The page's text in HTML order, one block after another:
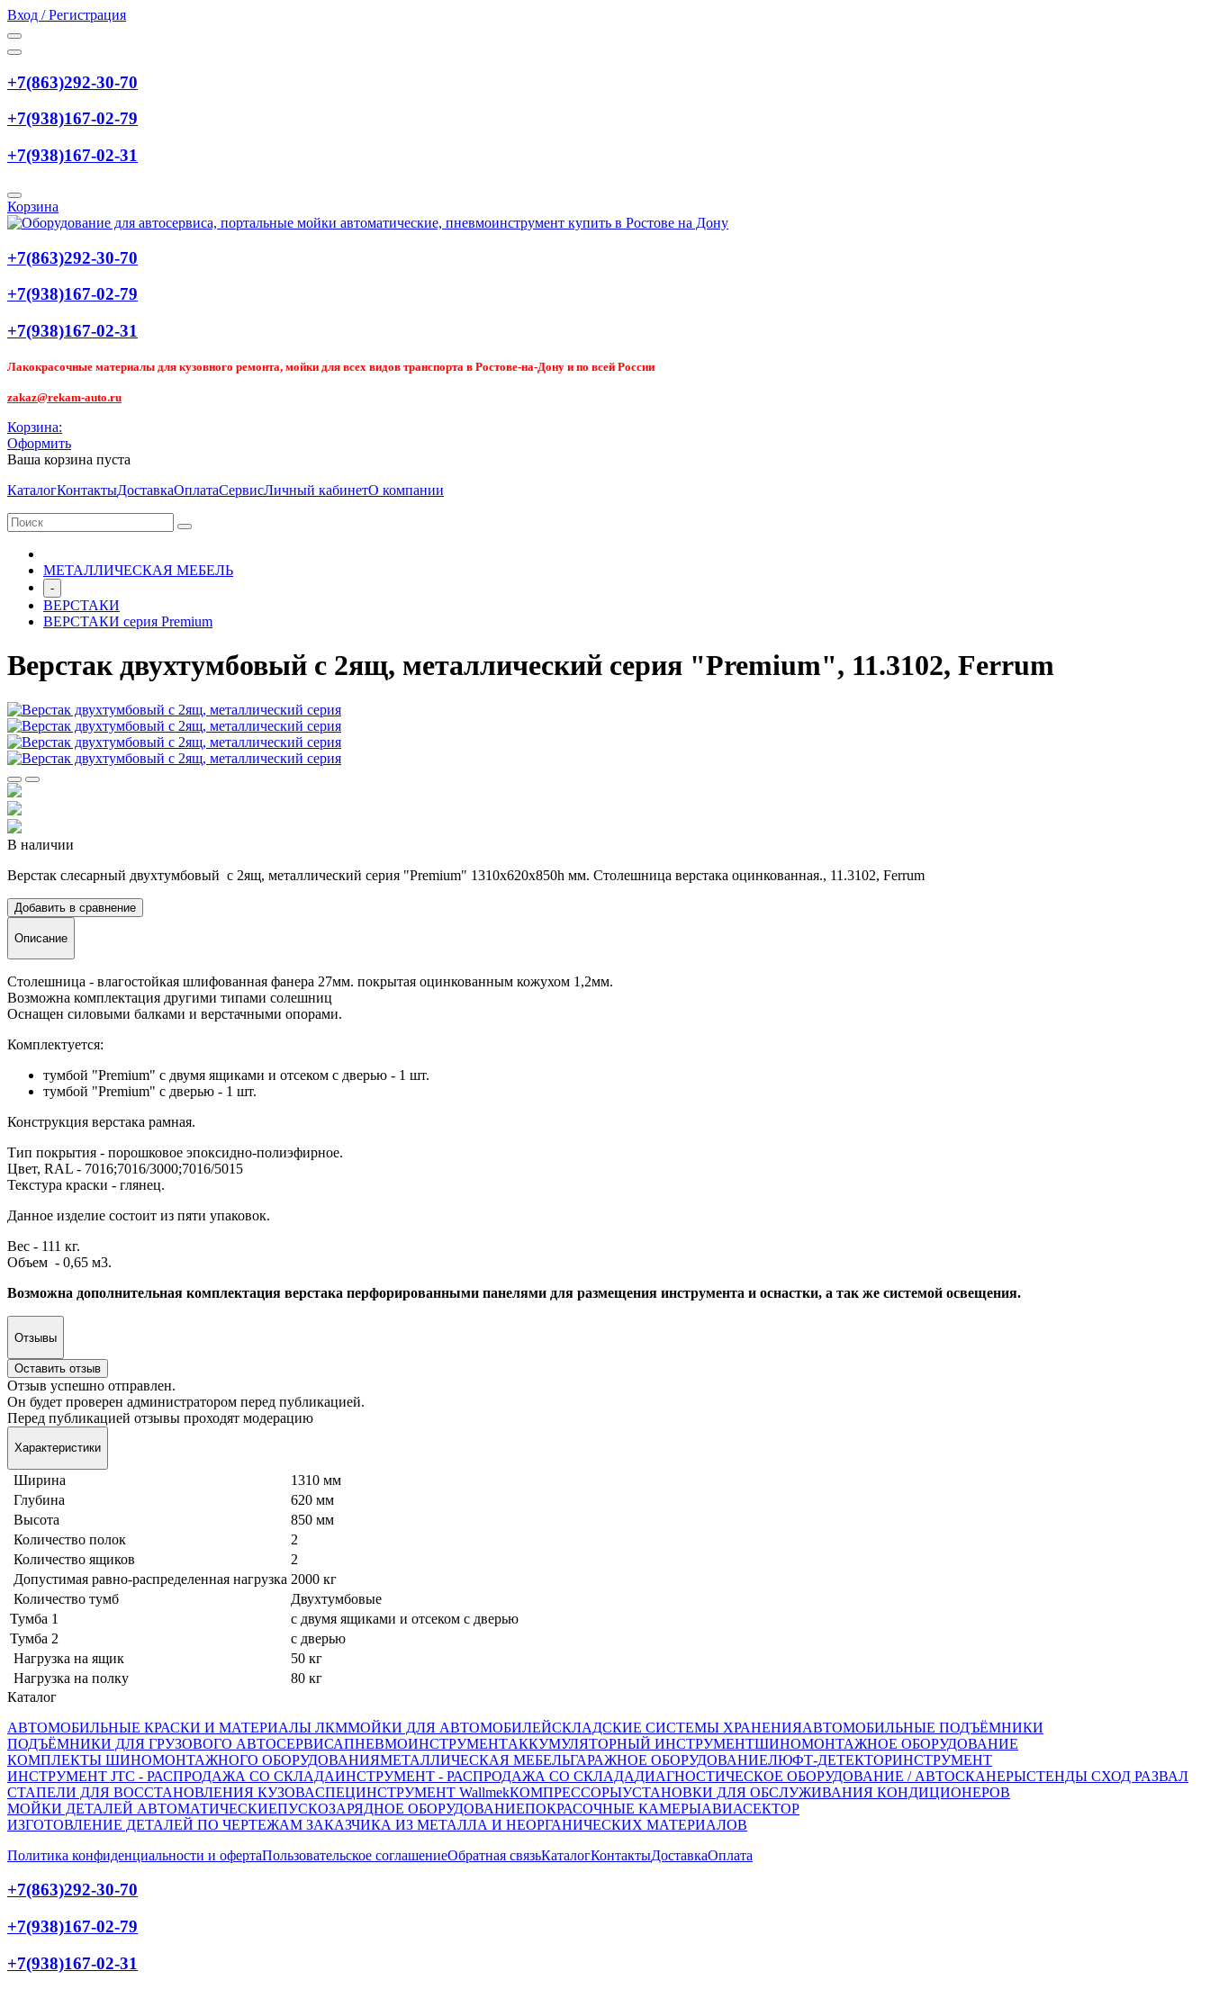
Вход / Регистрация
+7(863)292-30-70
+7(938)167-02-79
+7(938)167-02-31
Корзина
+7(863)292-30-70
+7(938)167-02-79
+7(938)167-02-31
Лакокрасочные материалы для кузовного ремонта, мойки для всех видов транспорта в Ростове-на-Дону и по всей России
zakaz@rekam-auto.ru
Корзина:
Оформить
Ваша корзина пуста
КаталогКонтактыДоставкаОплатаСервисЛичный кабинетО компании
МЕТАЛЛИЧЕСКАЯ МЕБЕЛЬ
-
ВЕРСТАКИ
ВЕРСТАКИ серия Premium
Верстак двухтумбовый с 2ящ, металлический серия "Premium", 11.3102, Ferrum
В наличии
Верстак слесарный двухтумбовый с 2ящ, металлический серия "Premium" 1310х620х850h мм. Столешница верстака оцинкованная., 11.3102, Ferrum
Добавить в сравнение
Описание
Столешница - влагостойкая шлифованная фанера 27мм. покрытая оцинкованным кожухом 1,2мм.
Возможна комплектация другими типами солешниц
Оснащен силовыми балками и верстачными опорами.
Комплектуется:
тумбой "Premium" с двумя ящиками и отсеком с дверью - 1 шт.
тумбой "Premium" с дверью - 1 шт.
Конструкция верстака рамная.
Тип покрытия - порошковое эпоксидно-полиэфирное.
Цвет, RAL - 7016;7016/3000;7016/5015
Текстура краски - глянец.
Данное изделие состоит из пяти упаковок.
Вес - 111 кг.
Объем - 0,65 м3.
Возможна дополнительная комплектация верстака перфорированными панелями для размещения инструмента и оснастки, а так же системой освещения.
Отзывы
Оставить отзыв
Отзыв успешно отправлен.
Он будет проверен администратором перед публикацией.
Перед публикацией отзывы проходят модерацию
Характеристики
Ширина
1310 мм
Глубина
620 мм
Высота
850 мм
Количество полок
2
Количество ящиков
2
Допустимая равно-распределенная нагрузка 2000 кг
Количество тумб
Двухтумбовые
Тумба 1
с двумя ящиками и отсеком с дверью
Тумба 2
с дверью
Нагрузка на ящик
50 кг
Нагрузка на полку
80 кг
Каталог
АВТОМОБИЛЬНЫЕ КРАСКИ И МАТЕРИАЛЫ ЛКММОЙКИ ДЛЯ АВТОМОБИЛЕЙСКЛАДСКИЕ СИСТЕМЫ ХРАНЕНИЯАВТОМОБИЛЬНЫЕ ПОДЪЁМНИКИ
ПОДЪЁМНИКИ ДЛЯ ГРУЗОВОГО АВТОСЕРВИСАПНЕВМОИНСТРУМЕНТАККУМУЛЯТОРНЫЙ ИНСТРУМЕНТШИНОМОНТАЖНОЕ ОБОРУДОВАНИЕ
КОМПЛЕКТЫ ШИНОМОНТАЖНОГО ОБОРУДОВАНИЯМЕТАЛЛИЧЕСКАЯ МЕБЕЛЬГАРАЖНОЕ ОБОРУДОВАНИЕЛЮФТ-ДЕТЕКТОРИНСТРУМЕНТ
ИНСТРУМЕНТ JTC - РАСПРОДАЖА СО СКЛАДАИНСТРУМЕНТ - РАСПРОДАЖА СО СКЛАДАДИАГНОСТИЧЕСКОЕ ОБОРУДОВАНИЕ / АВТОСКАНЕРЫСТЕНДЫ СХОД РАЗВАЛ
СТАПЕЛИ ДЛЯ ВОССТАНОВЛЕНИЯ КУЗОВАСПЕЦИНСТРУМЕНТ WallmekКОМПРЕССОРЫУСТАНОВКИ ДЛЯ ОБСЛУЖИВАНИЯ КОНДИЦИОНЕРОВ
МОЙКИ ДЕТАЛЕЙ АВТОМАТИЧЕСКИЕПУСКОЗАРЯДНОЕ ОБОРУДОВАНИЕПОКРАСОЧНЫЕ КАМЕРЫАВИАСЕКТОР
ИЗГОТОВЛЕНИЕ ДЕТАЛЕЙ ПО ЧЕРТЕЖАМ ЗАКАЗЧИКА ИЗ МЕТАЛЛА И НЕОРГАНИЧЕСКИХ МАТЕРИАЛОВ
Политика конфиденциальности и офертаПользовательское соглашениеОбратная связьКаталогКонтактыДоставкаОплата
+7(863)292-30-70
+7(938)167-02-79
+7(938)167-02-31